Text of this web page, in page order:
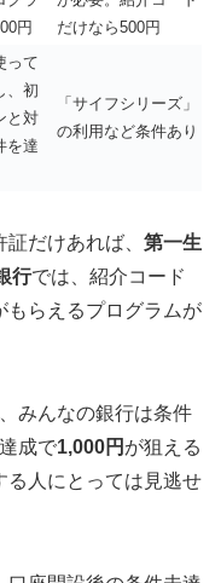
円
だけなら500円
って
、初
と対
を達
「サイフシリーズ」
の利用など条件あり
だけあれば、 第一生
行では、紹介コード
もらえるプログラムが
、みんなの銀行は条件
成で1,000円 が狙える
る人にとっては見逃せ